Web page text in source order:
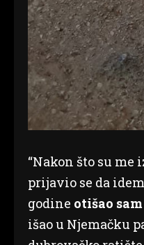
“Nakon što su
prijavio se da
godine otišao
išao u Njemačku